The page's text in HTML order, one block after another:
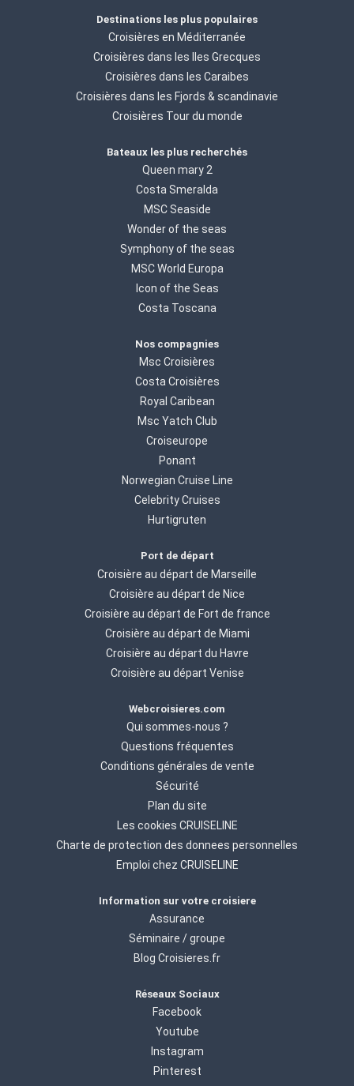
Destinations les plus populaires
Croisières en Méditerranée
Croisières dans les Iles Grecques
Croisières dans les Caraibes
Croisières dans les Fjords & scandinavie
Croisières Tour du monde
Bateaux les plus recherchés
Queen mary 2
Costa Smeralda
MSC Seaside
Wonder of the seas
Symphony of the seas
MSC World Europa
Icon of the Seas
Costa Toscana
Nos compagnies
Msc Croisières
Costa Croisières
Royal Caribean
Msc Yatch Club
Croiseurope
Ponant
Norwegian Cruise Line
Celebrity Cruises
Hurtigruten
Port de départ
Croisière au départ de Marseille
Croisière au départ de Nice
Croisière au départ de Fort de france
Croisière au départ de Miami
Croisière au départ du Havre
Croisière au départ Venise
Webcroisieres.com
Qui sommes-nous ?
Questions fréquentes
Conditions générales de vente
Sécurité
Plan du site
Les cookies CRUISELINE
Charte de protection des donnees personnelles
Emploi chez CRUISELINE
Information sur votre croisiere
Assurance
Séminaire / groupe
Blog Croisieres.fr
Réseaux Sociaux
Facebook
Youtube
Instagram
Pinterest